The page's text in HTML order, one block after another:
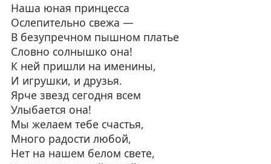
Наша юная принцесса
Ослепительно свежа —
В безупречном пышном платье
Словно солнышко она!
К ней пришли на именины,
И игрушки, и друзья.
Ярче звезд сегодня всем
Улыбается она!
Мы желаем тебе счастья,
Много радости любой,
Нет на нашем белом свете,